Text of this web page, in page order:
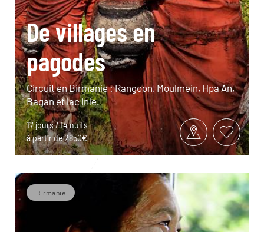
De villages en
pagodes
Circuit en Birmanie : Rangoon, Moulmein, Hpa An,
Bagan et lac Inle.
17 jours / 14 nuits
à partir de 2850€
Birmanie